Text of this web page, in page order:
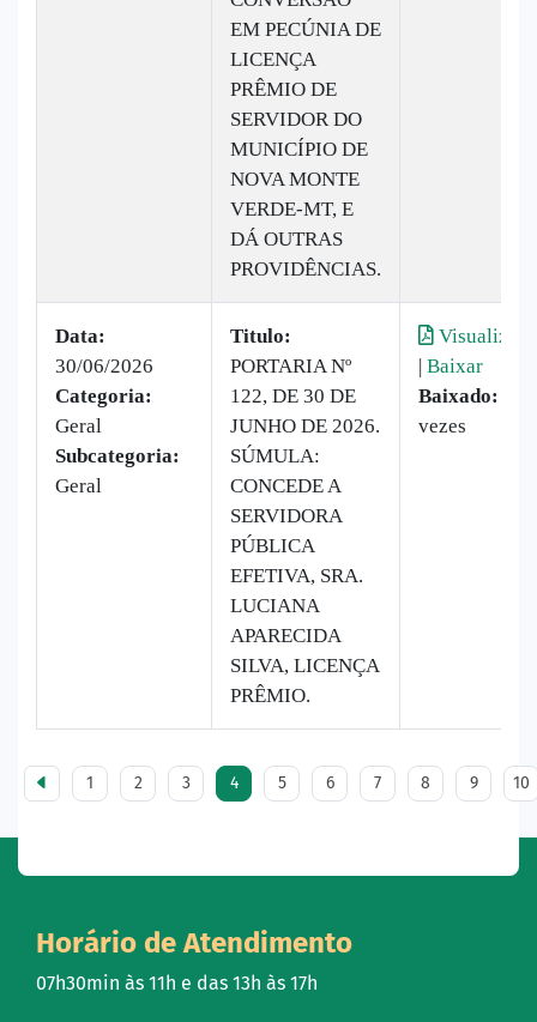
EM PECÚNIA DE
LICENÇA
PRÊMIO DE
SERVIDOR DO
MUNICÍPIO DE
NOVA MONTE
VERDE-MT, E
DÁ OUTRAS
PROVIDÊNCIAS.
Data:
30/06/2026
Categoria:
Geral
Subcategoria:
Geral
Titulo:
PORTARIA Nº
122, DE 30 DE
JUNHO DE 2026.
SÚMULA:
CONCEDE A
SERVIDORA
PÚBLICA
EFETIVA, SRA.
LUCIANA
APARECIDA
SILVA, LICENÇA
PRÊMIO.
Visualizar
| Baixar
Baixado:
vezes
1 2 3 4 5 6 7 8 9 10
Horário de Atendimento
07h30min às 11h e das 13h às 17h